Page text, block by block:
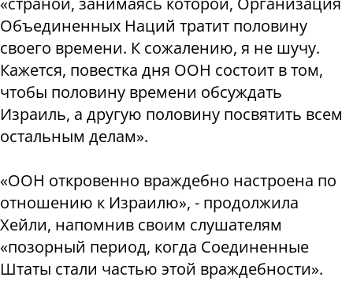
Объединенных Наций тратит половину
своего времени. К сожалению, я не шучу.
Кажется, повестка дня ООН состоит в том,
чтобы половину времени обсуждать
Израиль, а другую половину посвятить всем
остальным делам».
«ООН откровенно враждебно настроена по
отношению к Израилю», - продолжила
Хейли, напомнив своим слушателям
«позорный период, когда Соединенные
Штаты стали частью этой враждебности».